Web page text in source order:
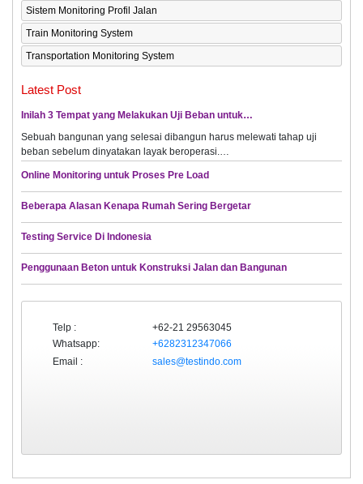
Sistem Monitoring Profil Jalan
Train Monitoring System
Transportation Monitoring System
Latest Post
Inilah 3 Tempat yang Melakukan Uji Beban untuk…
Sebuah bangunan yang selesai dibangun harus melewati tahap uji
beban sebelum dinyatakan layak beroperasi.…
Online Monitoring untuk Proses Pre Load
Beberapa Alasan Kenapa Rumah Sering Bergetar
Testing Service Di Indonesia
Penggunaan Beton untuk Konstruksi Jalan dan Bangunan
Telp :
+62-21 29563045
Whatsapp:
+6282312347066
Email :
sales@testindo.com